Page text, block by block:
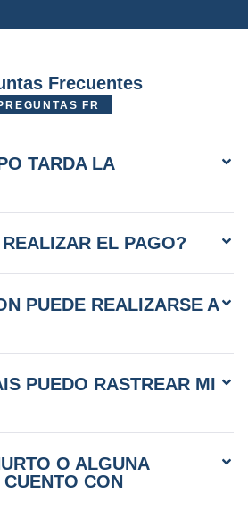
Frecuentes
FR
TARDA LA
EL PAGO?
PUEDE REALIZARSE A
PUEDO RASTREAR MI
O ALGUNA
CON